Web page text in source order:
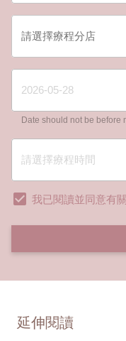
Date should not be before
我已閱讀並同意有關
延伸閱讀